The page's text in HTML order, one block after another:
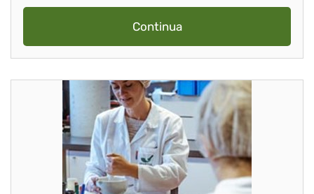
Continua